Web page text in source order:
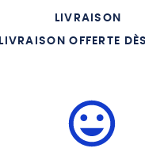
LIVRAISON
LIVRAISON OFFERTE